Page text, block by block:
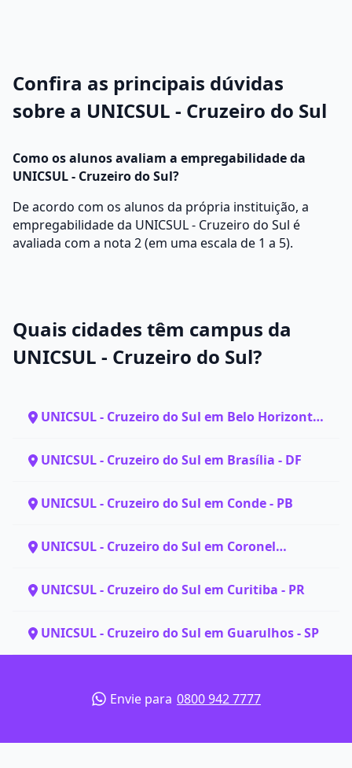
Confira as principais dúvidas
sobre a UNICSUL - Cruzeiro do Sul
Como os alunos avaliam a empregabilidade da
UNICSUL - Cruzeiro do Sul?
De acordo com os alunos da própria instituição, a
empregabilidade da UNICSUL - Cruzeiro do Sul é
avaliada com a nota 2 (em uma escala de 1 a 5).
Quais cidades têm campus da
UNICSUL - Cruzeiro do Sul?
UNICSUL - Cruzeiro do Sul em Belo Horizonte -
UNICSUL - Cruzeiro do Sul em Brasília - DF
UNICSUL - Cruzeiro do Sul em Conde - PB
UNICSUL - Cruzeiro do Sul em Coronel
UNICSUL - Cruzeiro do Sul em Curitiba - PR
UNICSUL - Cruzeiro do Sul em Guarulhos - SP
Envie para 0800 942 7777